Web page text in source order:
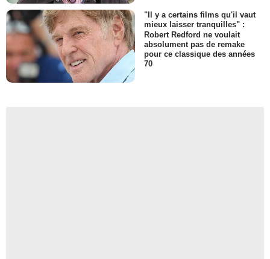
"Il y a certains films qu'il vaut
mieux laisser tranquilles" :
Robert Redford ne voulait
absolument pas de remake
pour ce classique des années
70